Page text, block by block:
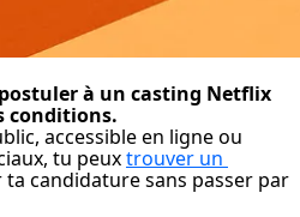
à un casting Netflix
conditions.
accessible en ligne ou
tu peux trouver un
ta candidature sans passer par